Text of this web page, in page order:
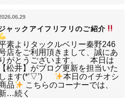
ャックアイフリフリのご紹介
素よりタックルベリー秦野246
店をご利用頂きまして、誠にあ
りがとうございます。 本日は
【松井】がブログ更新を担当いた
します(*’▽’)
本日のイチオシ
品
こちらのコーナーでは、
…続く